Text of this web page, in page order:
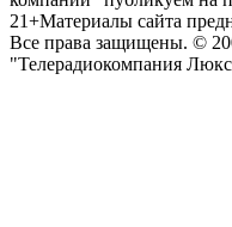
21+Материалы сайта
Все права защищены. ©
"Телерадиокомпания